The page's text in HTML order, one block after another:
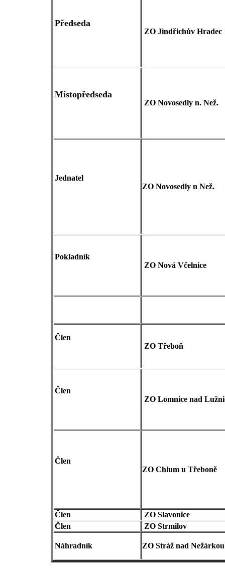
Předseda
ZO Jindřichův Hradec
Místopředseda
ZO Novosedly n. Než.
Jednatel
ZO Novosedly n Než.
Pokladník
ZO Nová Včelnice
Člen
ZO Třeboň
Člen
ZO Lomnice nad
Člen
ZO Chlum u Třeboně
Člen
ZO Slavonice
Člen
ZO Strmilov
Náhradník ZO Stráž nad